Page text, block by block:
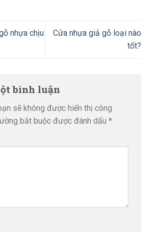
nhựa chịu
Cửa nhựa giả gỗ loại nào
tốt?
bình luận
sẽ không được hiển thị công
bắt buộc được đánh dấu *